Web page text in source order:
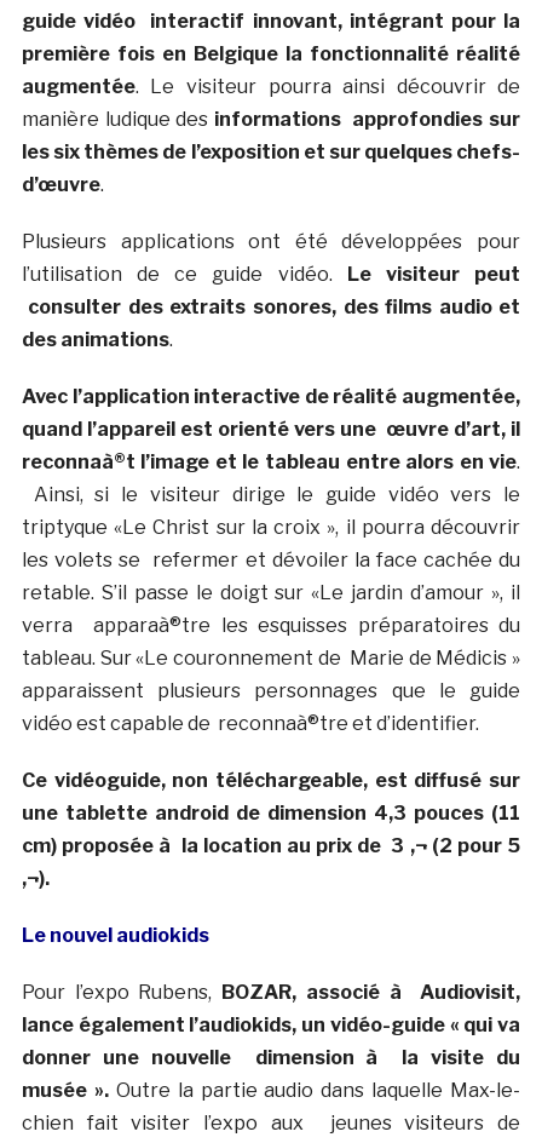
guide vidéo interactif innovant, intégrant pour la
première fois en Belgique la fonctionnalité réalité
augmentée. Le visiteur pourra ainsi découvrir de
manière ludique des informations approfondies sur
les six thèmes de l’exposition et sur quelques chefs-
d’œuvre.
Plusieurs applications ont été développées pour
l’utilisation de ce guide vidéo.
Le visiteur peut
consulter des extraits sonores, des films audio et
des animations.
Avec l’application interactive de réalité augmentée,
quand l’appareil est orienté vers une œuvre d’art, il
reconnaà®t l’image et le tableau entre alors en vie.
Ainsi, si le visiteur dirige le guide vidéo vers le
triptyque «Le Christ sur la croix », il pourra découvrir
les volets se refermer et dévoiler la face cachée du
retable. S’il passe le doigt sur «Le jardin d’amour », il
verra apparaà®tre les esquisses préparatoires du
tableau. Sur «Le couronnement de Marie de Médicis »
apparaissent plusieurs personnages que le guide
vidéo est capable de reconnaà®tre et d’identifier.
Ce vidéoguide, non téléchargeable, est diffusé sur
une tablette android de dimension 4,3 pouces (11
cm) proposée à la location au prix de 3 ‚¬ (2 pour 5
‚¬).
Le nouvel audiokids
Pour l’expo Rubens,
BOZAR, associé à Audiovisit,
lance également l’audiokids, un vidéo-guide « qui va
donner une nouvelle dimension à la visite du
musée ».Outre la partie audio dans laquelle Max-le-
chien fait visiter l’expo aux jeunes visiteurs de